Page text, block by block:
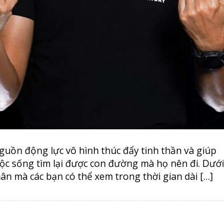
động lực vô hình thúc đẩy tinh thần và giúp
sống tìm lại được con đường mà họ nên đi. Dưới
mà các bạn có thể xem trong thời gian dài […]